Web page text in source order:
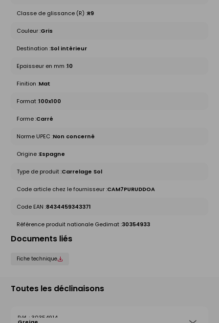
Classe de glissance (R) :R9
Couleur :Gris
Destination :Sol intérieur
Epaisseur en mm :10
Finition :Mat
Format :100x100
Forme :Carré
Norme UPEC :Non concerné
Origine :Espagne
Type de produit :Carrelage Sol
Code article chez le fournisseur :CAM7PURUDDOA
Code EAN :8434459343371
Référence produit nationale Gedimat :30354933
Documents liés
Fiche technique
Toutes les déclinaisons
30354914